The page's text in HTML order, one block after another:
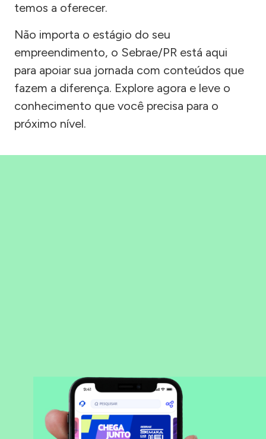
temos a oferecer.
Não importa o estágio do seu
empreendimento, o Sebrae/PR está aqui
para apoiar sua jornada com conteúdos que
fazem a diferença. Explore agora e leve o
conhecimento que você precisa para o
próximo nível.